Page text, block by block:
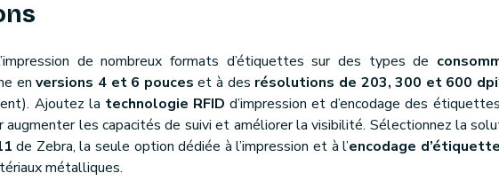
de nombreux formats d’étiquettes sur des types de
enversions 4 et 6 pouces et à des résolutions de 203, 300 et 600 dpi
Ajoutez la technologie RFID d’impression et d’encodage des
augmenter les capacités de suivi et améliorer la visibilité. Sélectionnez la
de Zebra, la seule option dédiée à l’impression et à l’encodage
métalliques.